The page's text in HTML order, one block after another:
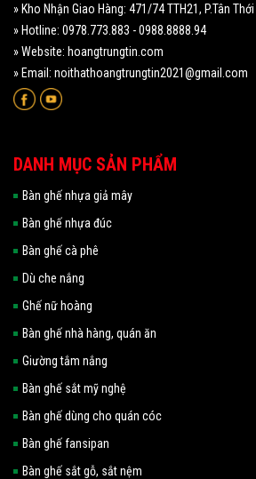
» Kho Nhận Giao Hàng: 471/74 TTH21, P.Tân Thới
» Hotline: 0978.773.883 - 0988.8888.94
» Website: hoangtrungtin.com
» Email: noithathoangtrungtin2021@gmail.com
DANH MỤC SẢN PHẨM
Bàn ghế nhựa giả mây
Bàn ghế nhựa đúc
Bàn ghế cà phê
Dù che nắng
Ghế nữ hoàng
Bàn ghế nhà hàng, quán ăn
Giường tắm nắng
Bàn ghế sắt mỹ nghệ
Bàn ghế dùng cho quán cóc
Bàn ghế fansipan
Bàn ghế sắt gỗ, sắt nệm